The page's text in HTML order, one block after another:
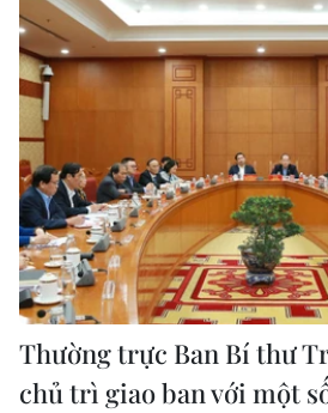
Thường trực Ban Bí thư
chủ trì giao ban với một